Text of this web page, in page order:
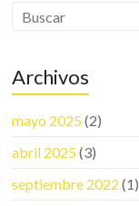
k
Archivos
mayo 2025(2)
abril 2025(3)
septiembre 2022 (1)